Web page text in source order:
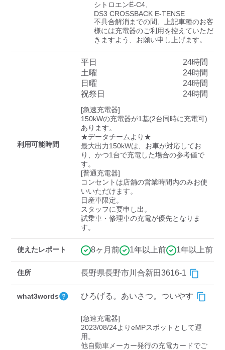
検索する
シトロエンË-C4、
DS3 CROSSBACK E-TENSE
不具合解消までの間、上記車種のお客
様には充電器のご利用を控えていただ
きますよう、お願い申し上げます。
利用可能時間
平日
24時間
土曜
24時間
日曜
24時間
祝祭日
24時間
[急速充電器]
150kWの充電器が1基(2台同時に充電可)
あります。
★データチームより★
最大出力150kWは、お車が対応してお
り、かつ1台で充電した場合の参考値で
す。
[普通充電器]
コンセントは店舗の営業時間内のみお使
いいただけます。
日産車限定。
スタッフに要申し出。
試乗車・修理車の充電が優先となりま
す。
使えたレポート 8ヶ月前 1年以上前 1年以上前
住所 長野県長野市川合新田3616-1
what3words ひろげる。あいさつ。ついやす
[急速充電器]
2023/08/24よりeMPスポットとして運
用。
他自動車メーカー発行の充電カードでご